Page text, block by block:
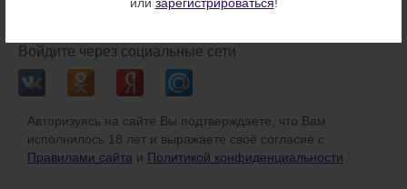
Войдите через социальные сети
Авторизуясь на сайте Вы подтверждаете, что Вам
исполнилось 18 лет и выражаете своё согласие с
Правилами сайта и Политикой конфиденциальности